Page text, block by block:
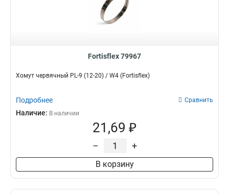
Fortisflex 79967
Хомут червячный PL-9 (12-20) / W4 (Fortisflex)
Подробнее Сравнить
Наличие: В наличии
21,69 ₽
– +
В корзину